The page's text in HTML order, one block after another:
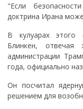
"Если
доктрина Ирана
В кулуарах этого
Блинкен, отвечая
администрации
года, официально
Он посчитал
решением для